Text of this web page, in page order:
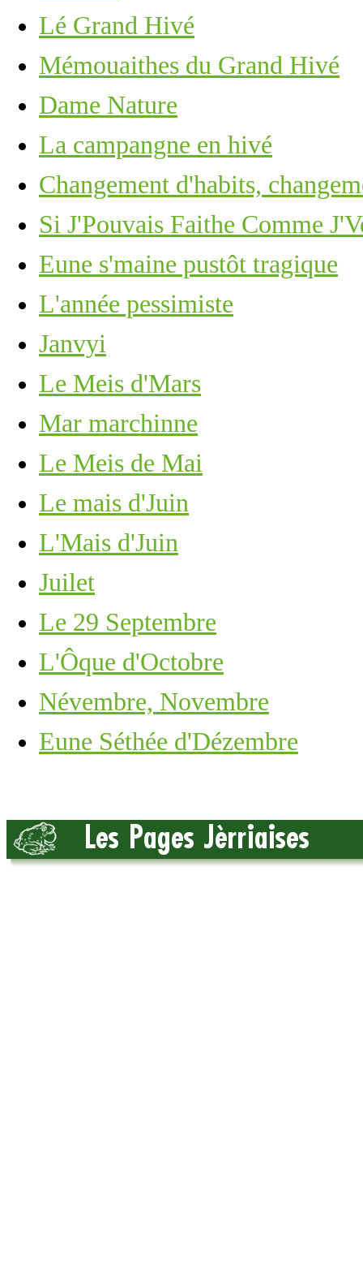
Lé Grand Hivé
Mémouaithes du Grand Hivé
Dame Nature
La campangne en hivé
Changement d'habits,
Si J'Pouvais Faithe Comme
Eune s'maine pustôt tragique
L'année pessimiste
Janvyi
Le Meis d'Mars
Mar marchinne
Le Meis de Mai
Le mais d'Juin
L'Mais d'Juin
Juilet
Le 29 Septembre
L'Ôque d'Octobre
Névembre, Novembre
Eune Séthée d'Dézembre